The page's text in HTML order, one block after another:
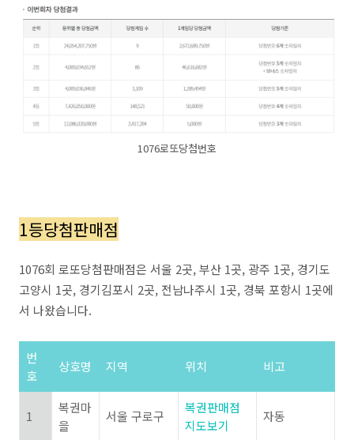
1076로또당첨번호
1등당첨판매점
1076회 로또당첨판매점은 서울 2곳, 부산 1곳, 광주 1곳, 경기도
고양시 1곳, 경기김포시 2곳, 전남나주시 1곳, 경북 포항시 1곳에
서 나왔습니다.
번
호
상호명 지역 위치 비고
1
복권마
을
서울 구로구
복권판매점
지도보기
자동